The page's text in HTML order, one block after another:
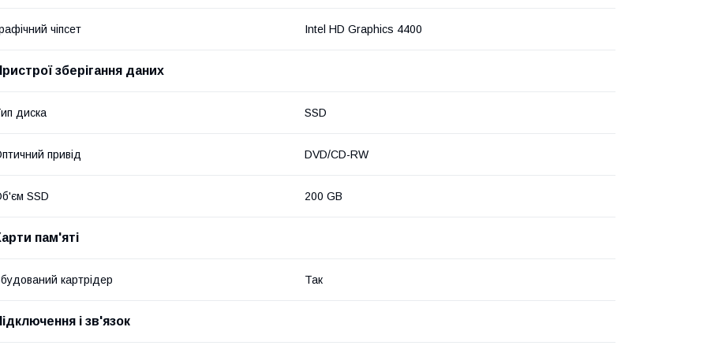
чіпсет Intel HD Graphics 4400
зберігання даних
диска SSD
привід DVD/CD-RW
SSD 200 GB
пам'яті
картрідер Так
і зв'язок